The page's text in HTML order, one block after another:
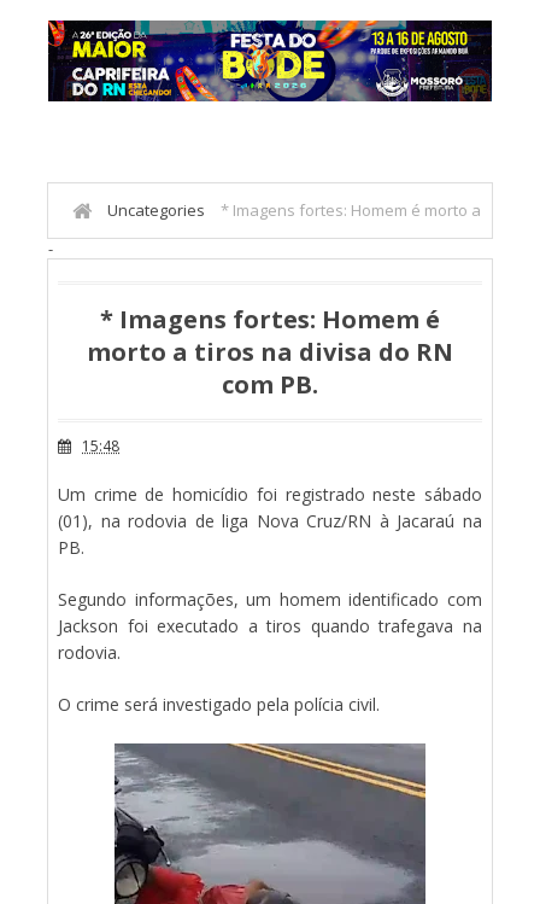
Uncategories * Imagens fortes: Homem é morto a
tiros na divisa do RN com PB.
-
* Imagens fortes: Homem é
morto a tiros na divisa do RN
com PB.
15:48
Um crime de homicídio foi registrado neste sábado
(01), na rodovia de liga Nova Cruz/RN à Jacaraú na
PB.
Segundo informações, um homem identificado com
Jackson foi executado a tiros quando trafegava na
rodovia.
O crime será investigado pela polícia civil.